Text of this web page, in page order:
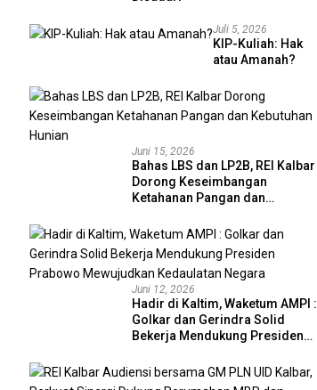
Juli 5, 2026
KIP-Kuliah: Hak
atau Amanah?
Juni 15, 2026
Bahas LBS dan LP2B, REI Kalbar
Dorong Keseimbangan
Ketahanan Pangan dan
Juni 12, 2026
Hadir di Kaltim, Waketum AMPI :
Golkar dan Gerindra Solid
Bekerja Mendukung Presiden
Kedaulatan Negara